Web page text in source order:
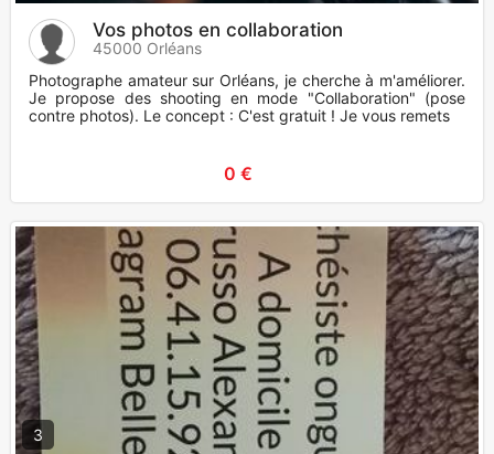
Vos photos en collaboration
45000 Orléans
Photographe amateur sur Orléans, je cherche à m'améliorer.
Je propose des shooting en mode "Collaboration" (pose
contre photos). Le concept : C'est gratuit ! Je vous remets
0 €
3